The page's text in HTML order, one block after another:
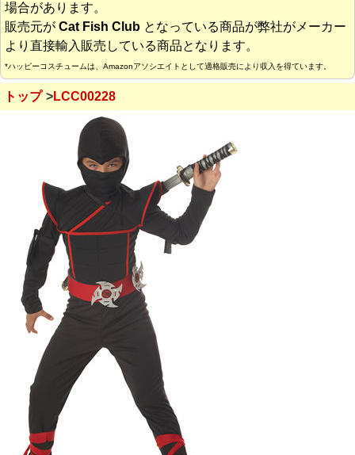
場合があります。
販売元が Cat Fish Club となっている商品が弊社がメーカー
より直接輸入販売している商品となります。
*ハッピーコスチュームは、Amazonアソシエイトとして適格販売により収入を得ています。
トップ LCC00228